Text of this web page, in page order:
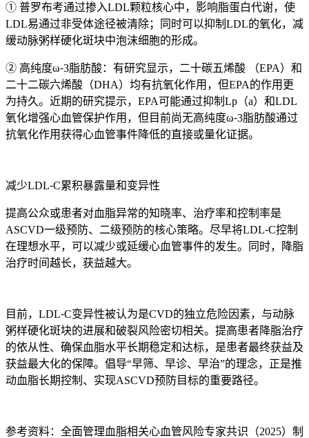
① 普罗布考通过掺入LDL颗粒核心中，影响脂蛋白代谢，使
LDL易通过非受体途径被清除；同时可以抑制LDL的氧化，减
缓动脉粥样硬化斑块中泡沫细胞的形成。
② 高纯度ω⁃3脂肪酸：有研究显示，二十碳五烯酸 （EPA）和
二十二碳六烯酸（DHA）均有抗氧化作用，但EPA的作用更
为持久。近期的研究提示，EPA可能通过抑制Lp（a）和LDL
氧化增强心血管保护作用，但目前尚无高纯度ω⁃3脂肪酸通过
抗氧化作用获得心血管事件降低的直接或量化证据。
减少LDL⁃C累积暴露量和变异性
提高公众或患者对血脂异常的知晓率、治疗率和控制率是
ASCVD一级预防、二级预防的核心策略。尽早将LDL⁃C控制
在理想水平，可以减少或延缓心血管事件的发生。同时，降脂
治疗时间越长，获益越大。
目前，LDL⁃C变异性被认为是CVD的独立危险因素，与动脉
粥样硬化斑块的进展和破裂风险密切相关。提高患者降脂治疗
的依从性、确保血脂水平长期稳定和达标，是患者最终获益及
获益最大化的保障。倡导“早筛、早诊、早治”的理念，正是推
动血脂长期控制、实现ASCVD预防目标的重要路径。
参考资料：全面管理血脂相关心血管风险专家共识（2025）制